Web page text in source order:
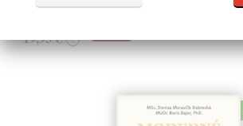
17,96 €
19,95 € ?